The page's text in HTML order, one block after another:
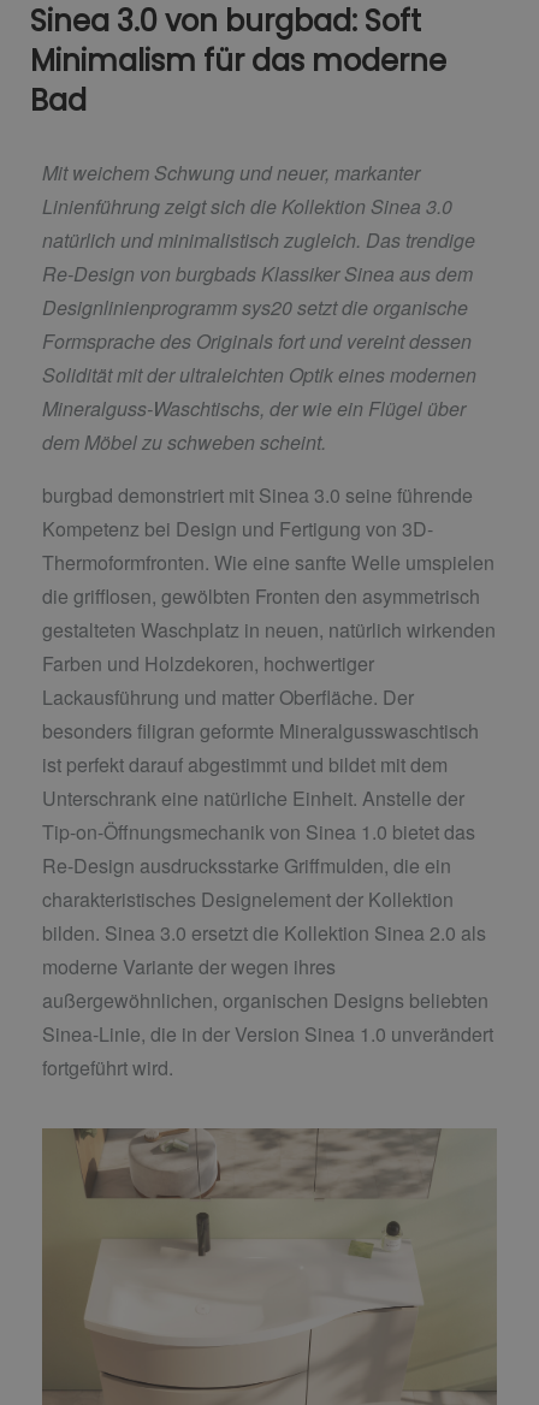
Sinea 3.0 von burgbad: Soft
Minimalism für das moderne
Bad
Mit weichem Schwung und neuer, markanter
Linienführung zeigt sich die Kollektion Sinea 3.0
natürlich und minimalistisch zugleich. Das trendige
Re-Design von burgbads Klassiker Sinea aus dem
Designlinienprogramm sys20 setzt die organische
Formsprache des Originals fort und vereint dessen
Solidität mit der ultraleichten Optik eines modernen
Mineralguss-Waschtischs, der wie ein Flügel über
dem Möbel zu schweben scheint.
burgbad demonstriert mit Sinea 3.0 seine führende
Kompetenz bei Design und Fertigung von 3D-
Thermoformfronten. Wie eine sanfte Welle umspielen
die grifflosen, gewölbten Fronten den asymmetrisch
gestalteten Waschplatz in neuen, natürlich wirkenden
Farben und Holzdekoren, hochwertiger
Lackausführung und matter Oberfläche. Der
besonders filigran geformte Mineralgusswaschtisch
ist perfekt darauf abgestimmt und bildet mit dem
Unterschrank eine natürliche Einheit. Anstelle der
Tip-on-Öffnungsmechanik von Sinea 1.0 bietet das
Re-Design ausdrucksstarke Griffmulden, die ein
charakteristisches Designelement der Kollektion
bilden. Sinea 3.0 ersetzt die Kollektion Sinea 2.0 als
moderne Variante der wegen ihres
außergewöhnlichen, organischen Designs beliebten
Sinea-Linie, die in der Version Sinea 1.0 unverändert
fortgeführt wird.